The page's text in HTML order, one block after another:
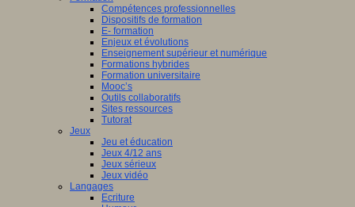
Compétences professionnelles
Dispositifs de formation
E- formation
Enjeux et évolutions
Enseignement supérieur et numérique
Formations hybrides
Formation universitaire
Mooc’s
Outils collaboratifs
Sites ressources
Tutorat
Jeux
Jeu et éducation
Jeux 4/12 ans
Jeux sérieux
Jeux vidéo
Langages
Ecriture